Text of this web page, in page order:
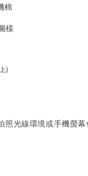
棉
樣
)
照光線環境或手機螢